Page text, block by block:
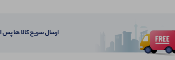
ارسال سریع کالا ها